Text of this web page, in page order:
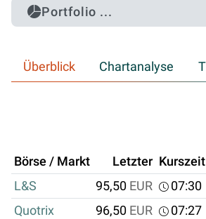
Portfolio ...
Überblick Chartanalyse
Börse / Markt Letzter Kurszeit
L&S
95,50 EUR
07:30
Quotrix
96,50 EUR
07:27